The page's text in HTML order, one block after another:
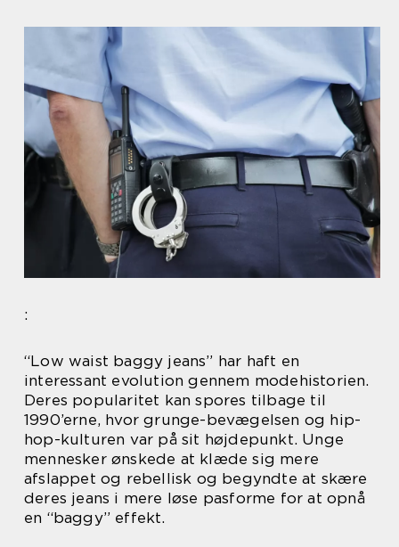
:
“Low waist baggy jeans” har haft en
interessant evolution gennem modehistorien.
Deres popularitet kan spores tilbage til
1990’erne, hvor grunge-bevægelsen og hip-
hop-kulturen var på sit højdepunkt. Unge
mennesker ønskede at klæde sig mere
afslappet og rebellisk og begyndte at skære
deres jeans i mere løse pasforme for at opnå
en “baggy” effekt.